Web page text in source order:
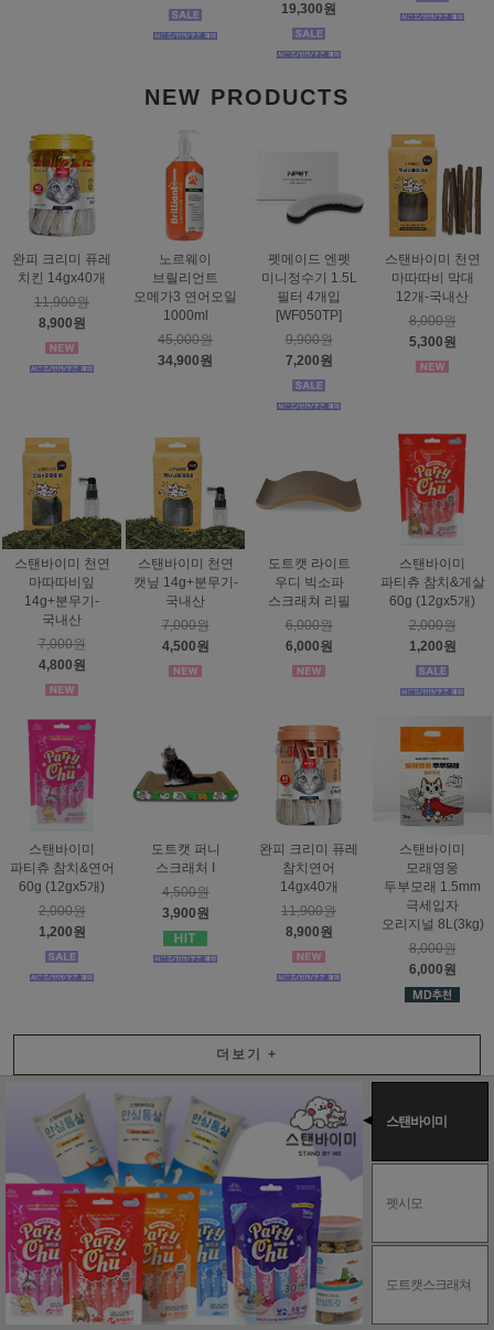
19,300원
NEW PRODUCTS
완피 크리미 퓨레
치킨 14gx40개
11,900원
8,900원
노르웨이
브릴리언트
오메가3 연어오일
1000ml
45,000원
34,900원
펫메이드 엔펫
미니정수기 1.5L
필터 4개입
[WF050TP]
9,900원
7,200원
스탠바이미 천연
마따따비 막대
12개-국내산
8,000원
5,300원
스탠바이미 천연
마따따비잎
14g+분무기-
국내산
7,000원
4,800원
스탠바이미 천연
캣닢 14g+분무기-
국내산
7,000원
4,500원
도트캣 라이트
우디 빅소파
스크래쳐 리필
6,000원
6,000원
스탠바이미
파티츄 참치&게살
60g (12gx5개)
2,000원
1,200원
스탠바이미
파티츄 참치&연어
60g (12gx5개)
2,000원
1,200원
도트캣 퍼니
스크래처 I
4,500원
3,900원
완피 크리미 퓨레
참치연어
14gx40개
11,900원
8,900원
스탠바이미
모래영웅
두부모래 1.5mm
극세입자
오리지널 8L(3kg)
8,000원
6,000원
더보기 +
스탠바이미
펫시모
도트캣스크래쳐